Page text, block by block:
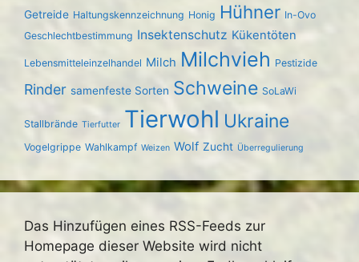
Getreide Haltungskennzeichnung Honig Hühner In-Ovo
Geschlechtbestimmung Insektenschutz Kükentöten
Lebensmitteleinzelhandel Milch Milchvieh Pestizide
Rinder samenfeste Sorten Schweine SoLaWi
Stallbrände Tierfutter Tierwohl Ukraine
Vogelgrippe Wahlkampf Weizen Wolf Zucht Überregulierung
Das Hinzufügen eines RSS-Feeds zur
Homepage dieser Website wird nicht